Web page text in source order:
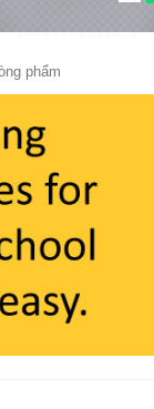
phẩm